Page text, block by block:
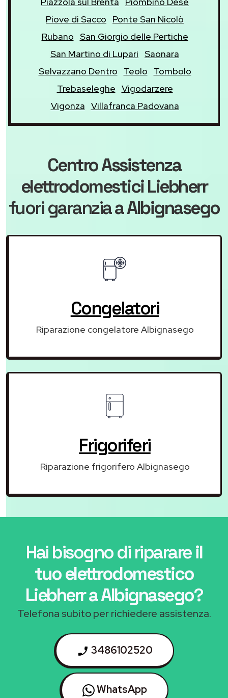
Piove di Sacco
Ponte San Nicolò
Rubano San Giorgio delle Pertiche
San Martino di Lupari Saonara
Selvazzano Dentro
Teolo
Tombolo
Trebaseleghe Vigodarzere
Vigonza Villafranca Padovana
Centro Assistenza
elettrodomestici Liebherr
fuori garanziaa Albignasego
Congelatori
Riparazione congelatore Albignasego
Frigoriferi
Riparazione frigorifero Albignasego
Hai bisogno di riparareil
tuo elettrodomestico
Liebherr a Albignasego?
Telefona subito per richiedere assistenza.
3486102520
WhatsApp